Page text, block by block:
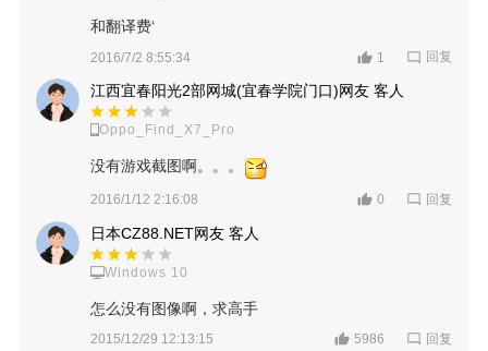
和翻译费‘
2016/7/2 8:55:34 1 回复
江西宜春阳光2部网城(宜春学院门口)网友 客人
Oppo_Find_X7_Pro
没有游戏截图啊。。。
2016/1/12 2:16:08 0 回复
日本CZ88.NET网友 客人
Windows 10
怎么没有图像啊，求高手
2015/12/29 12:13:15 5986 回复